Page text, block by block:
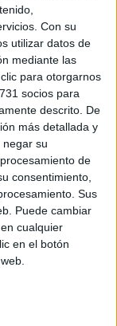
Con su
utilizar datos de
mediante las
para otorgarnos
socios para
descrito. De
más detallada y
su
de
consentimiento,
Sus
Puede cambiar
cualquier
en el botón